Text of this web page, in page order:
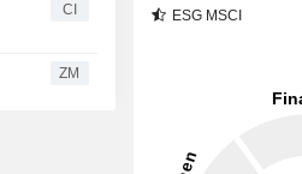
CI
ZM
ESG MSCI